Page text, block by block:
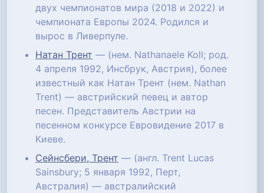
двух чемпионатов мира (2018 и 2022) и
чемпионата Европы 2024. Родился и
вырос в Ливерпуле.
Натан Трент — (нем. Nathanaele Koll; род.
4 апреля 1992, Инсбрук, Австрия), более
известный как Натан Трент (нем. Nathan
Trent) — австрийский певец и автор
песен. Представитель Австрии на
песенном конкурсе Евровидение 2017 в
Киеве.
Сейнсбери, Трент — (англ. Trent Lucas
Sainsbury; 5 января 1992, Перт,
Австралия) — австралийский